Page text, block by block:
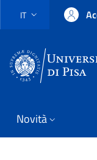
SELETTORE
IT
Novità